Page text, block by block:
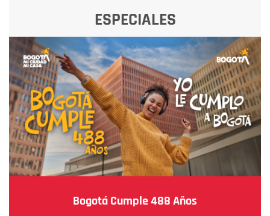
ESPECIALES
Bogotá Cumple 488 Años